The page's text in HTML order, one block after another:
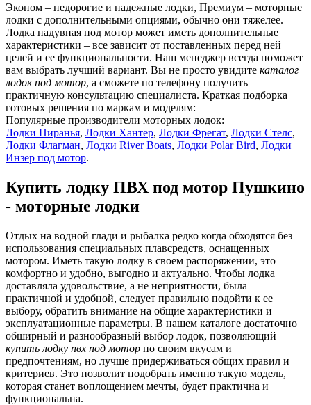
Эконом – недорогие и надежные лодки, Премиум – моторные
лодки с дополнительными опциями, обычно они тяжелее.
Лодка надувная под мотор может иметь дополнительные
характеристики – все зависит от поставленных перед ней
целей и ее функциональности. Наш менеджер всегда поможет
вам выбрать лучший вариант. Вы не просто увидите каталог
лодок под мотор, а сможете по телефону получить
практичную консультацию специалиста. Краткая подборка
готовых решения по маркам и моделям:
Популярные производители моторных лодок:
Лодки Пиранья, Лодки Хантер, Лодки Фрегат, Лодки Стелс,
Лодки Флагман, Лодки River Boats, Лодки Polar Bird, Лодки
Инзер под мотор.
Купить лодку ПВХ под мотор Пушкино
- моторные лодки
Отдых на водной глади и рыбалка редко когда обходятся без
использования специальных плавсредств, оснащенных
мотором. Иметь такую лодку в своем распоряжении, это
комфортно и удобно, выгодно и актуально. Чтобы лодка
доставляла удовольствие, а не неприятности, была
практичной и удобной, следует правильно подойти к ее
выбору, обратить внимание на общие характеристики и
эксплуатационные параметры. В нашем каталоге достаточно
обширный и разнообразный выбор лодок, позволяющий
купить лодку пвх под мотор по своим вкусам и
предпочтениям, но лучше придерживаться общих правил и
критериев. Это позволит подобрать именно такую модель,
которая станет воплощением мечты, будет практична и
функциональна.